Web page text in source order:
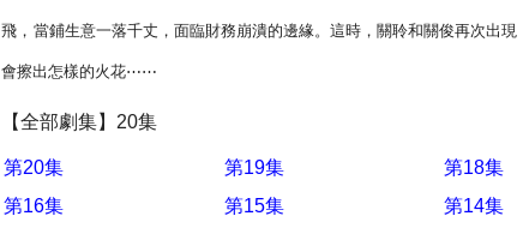
飛，當鋪生意一落千丈，面臨財務崩潰的邊緣。這時，關聆和關俊再次出
會擦出怎樣的火花⋯⋯
【全部劇集】20集
第20集 第19集
第18集
第16集
第15集 第14集